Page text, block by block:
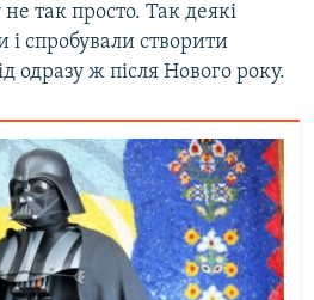
так просто. Так деякі
спробували створити
одразу ж після Нового року.